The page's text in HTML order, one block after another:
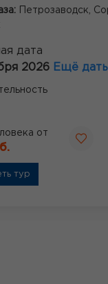
Петрозаводск,
дата
2026 Ещё
от
тур